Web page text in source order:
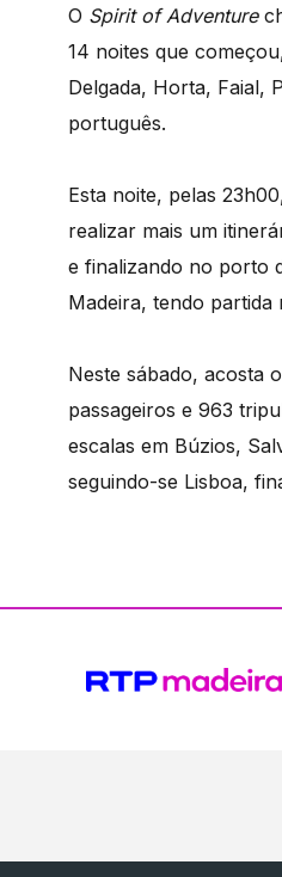
O Spirit of Adventure
14 noites que
Delgada, Horta, Faial,
português.
Esta noite, pelas
realizar mais um
e finalizando no porto
Madeira, tendo partida
Neste sábado, acosta
passageiros e 963
escalas em Búzios,
seguindo-se Lisboa,